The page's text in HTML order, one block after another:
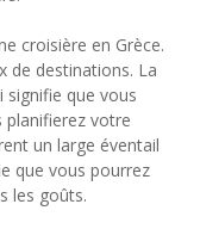
croisière en Grèce.
de destinations. La
signifie que vous
planifierez votre
un large éventail
que vous pourrez
les goûts.